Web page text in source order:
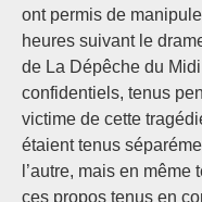
ont permis de
heures suivant le
de La Dépêche du
confidentiels, tenus
victime de cette
étaient tenus
l’autre, mais en
ces propos tenus en